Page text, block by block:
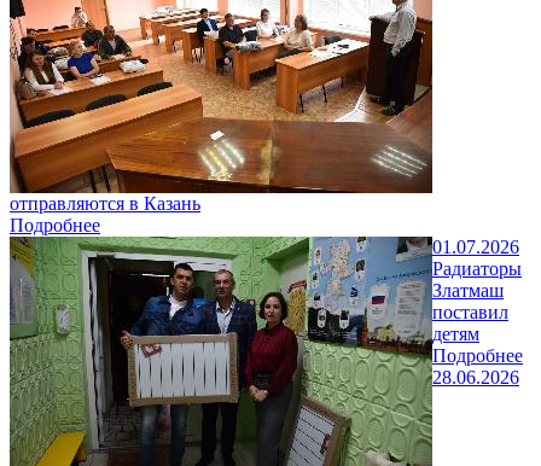
отправляются в Казань
Подробнее
01.07.2026
Радиаторы
Златмаш
поставил
детям
Подробнее
28.06.2026